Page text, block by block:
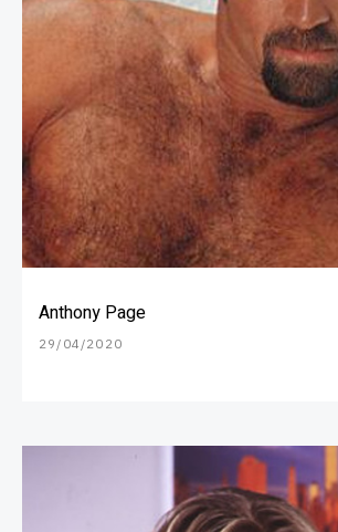
Anthony Page
29/04/2020